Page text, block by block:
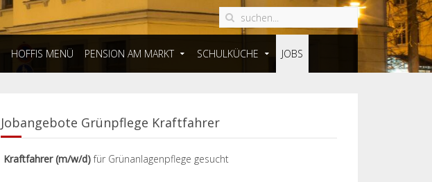
HOFFIS MENÜ PENSION AM MARKT SCHULKÜCHE JOBS
Jobangebote Grünpflege Kraftfahrer
Kraftfahrer (m/w/d)für Grünanlagenpflege gesucht